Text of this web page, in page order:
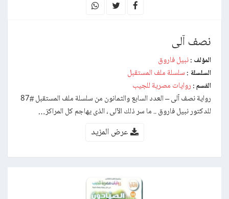
نصف آلى
المؤلف : نبيل فاروق
السلسلة : سلسلة ملف المستقبل
القسم : روايات مصرية للجيب
رواية نصف آلى – العدد السابع والثمانون من سلسلة ملف المستقبل #87
للدكتور نبيل فاروق .. ما سر ذلك الآلى ، الذى يهاجم كل المراكز…
عرض المزيد